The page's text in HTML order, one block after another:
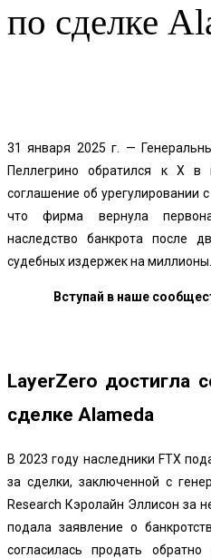
по сделке
31 января 2025 г. —
Пеллегрино обратился к X в
соглашение об урегулировании
что фирма вернула
наследство банкрота после
судебных издержек на миллионы.
Вступай в наше
LayerZero достигла
сделке Alameda
В 2023 году наследники FTX
за сделки, заключенной с
Research Кэролайн Эллисон за
подала заявление о
согласилась продать